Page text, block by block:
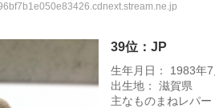
39位：JP
生年月日： 1983年7
出生地： 滋賀県
主なものまねレパー